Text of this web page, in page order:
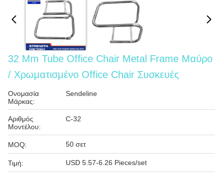
32 Mm Tube Office Chair Metal Frame Μαύρο
/ Χρωματισμένο Office Chair Συσκευές
Ονομασία
Μάρκας:
Sendeline
Αριθμός
Μοντέλου:
C-32
MOQ: 50 σετ
Τιμή: USD 5.57-6.26 Pieces/set